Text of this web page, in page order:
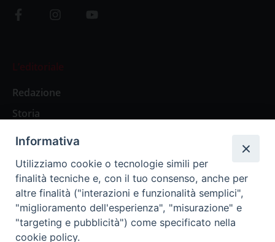
L’editoriale
Redazione
Storia
Abbonamenti
Abbonamento Annuale Digitale
Abbonamento Annuale Cartaceo
Abbonamento Singola Copia Digitale
Informativa
Utilizziamo cookie o tecnologie simili per
finalità tecniche e, con il tuo consenso, anche per
altre finalità ("interazioni e funzionalità semplici",
"miglioramento dell'esperienza", "misurazione" e
"targeting e pubblicità") come specificato nella
cookie policy.